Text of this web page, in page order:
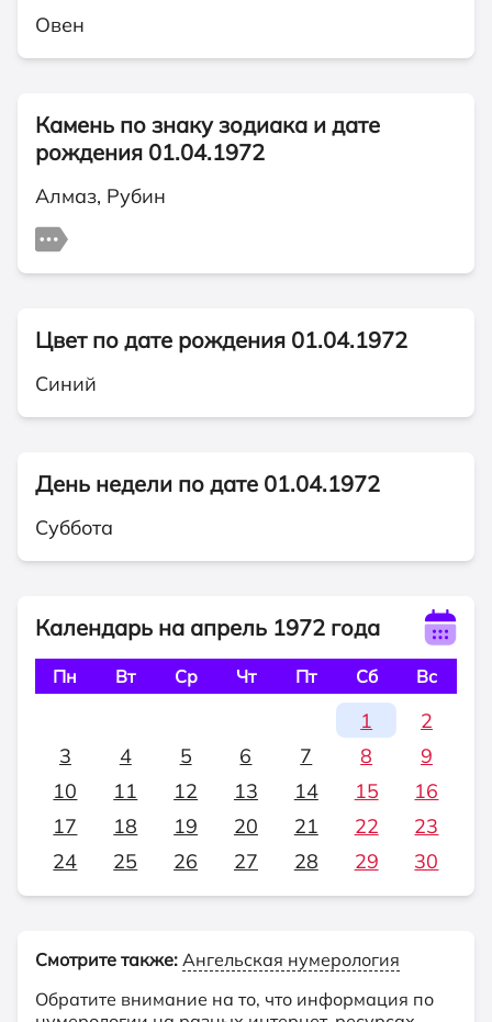
Овен
Камень по знаку зодиака и дате
рождения 01.04.1972
Алмаз, Рубин
Цвет по дате рождения 01.04.1972
Синий
День недели по дате 01.04.1972
Суббота
Календарь на апрель 1972 года
Пн Вт Ср Чт Пт Сб Вс
1
2
3
4 5 6 7 8
9
10
11 12 13 14 15
16
17
18 19 20 21 22
23
24
25 26 27 28 29 30
Смотрите также: Ангельская нумерология
Обратите внимание на то, что информация по